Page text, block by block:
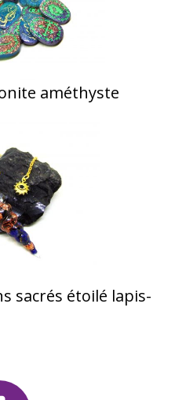
améthyste
sacrés étoilé lapis-